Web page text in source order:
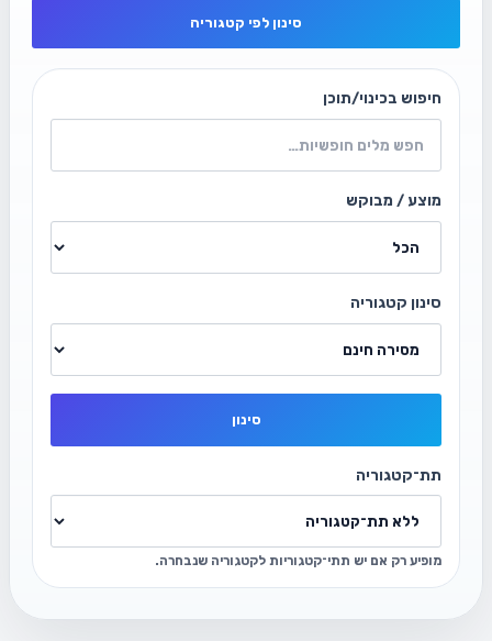
סינון לפי קטגוריה
חיפוש בכינוי/תוכן
מוצע / מבוקש
סינון קטגוריה
סינון
תת־קטגוריה
מופיע רק אם יש תתי־קטגוריות לקטגוריה שנבחרה.